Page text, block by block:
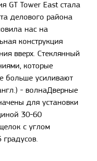
GT Tower East стала
делового района
нас на
конструкция
вверх. Стеклянный
которые
больше усиливают
- волнаДверные
для установки
30-60
с углом